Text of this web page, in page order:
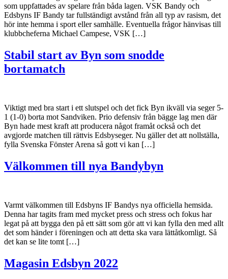
som uppfattades av spelare från båda lagen. VSK Bandy och
Edsbyns IF Bandy tar fullständigt avstånd från all typ av rasism, det
hör inte hemma i sport eller samhälle. Eventuella frågor hänvisas till
klubbcheferna Michael Campese, VSK […]
Stabil start av Byn som snodde
bortamatch
Viktigt med bra start i ett slutspel och det fick Byn ikväll via seger 5-
1 (1-0) borta mot Sandviken. Prio defensiv från bägge lag men där
Byn hade mest kraft att producera något framåt också och det
avgjorde matchen till rättvis Edsbyseger. Nu gäller det att nollställa,
fylla Svenska Fönster Arena så gott vi kan […]
Välkommen till nya Bandybyn
Varmt välkommen till Edsbyns IF Bandys nya officiella hemsida.
Denna har tagits fram med mycket press och stress och fokus har
legat på att bygga den på ett sätt som gör att vi kan fylla den med allt
det som händer i föreningen och att detta ska vara lättåtkomligt. Så
det kan se lite tomt […]
Magasin Edsbyn 2022